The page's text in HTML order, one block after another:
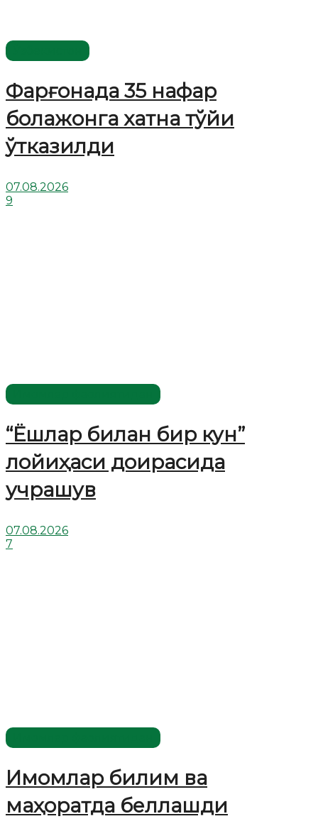
Фарғонада 35 нафар
болажонга хатна тўйи
ўтказилди
07.08.2026
9
“Ёшлар билан бир кун”
лойиҳаси доирасида
учрашув
07.08.2026
7
Имомлар билим ва
маҳоратда беллашди